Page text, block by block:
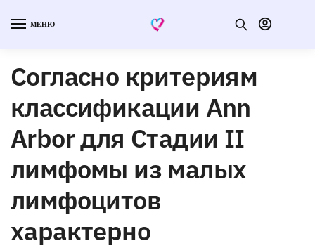
МЕНЮ
Согласно критериям
классификации Ann
Arbor для Стадии II
лимфомы из малых
лимфоцитов
характерно